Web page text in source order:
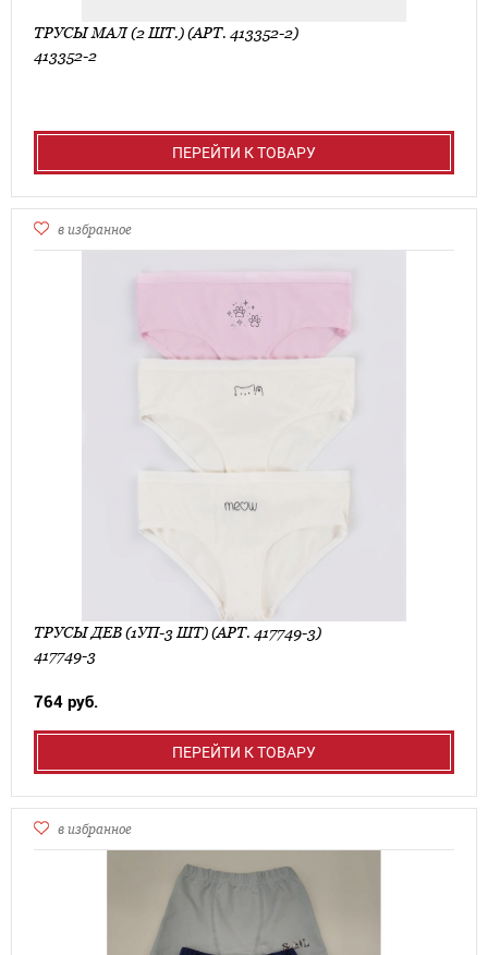
ТРУСЫ МАЛ (2 ШТ.) (АРТ. 413352-2)
413352-2
ПЕРЕЙТИ К ТОВАРУ
в избранное
ТРУСЫ ДЕВ (1УП-3 ШТ) (АРТ. 417749-3)
417749-3
764 руб.
ПЕРЕЙТИ К ТОВАРУ
в избранное